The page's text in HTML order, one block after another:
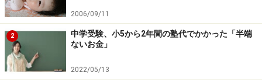
次ページは、再点検してみよう！＞＞
※記事内容は執筆時点のものです。最新の内容をご確認くださ
い。
本記事の内容は一般的な情報提供を目的としており、特定の金融
商品や投資行動を推奨するものではありません。
2006/09/11
2
中学受験、小5から2年間の塾代でかかった「半端
ないお金」
2022/05/13